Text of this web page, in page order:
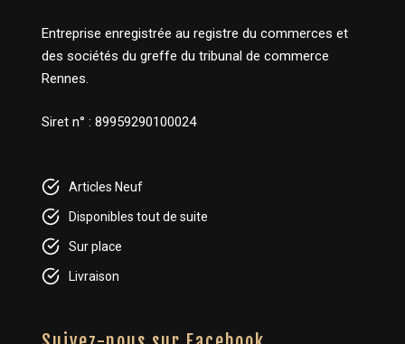
Entreprise enregistrée au registre du commerces et
des sociétés du greffe du tribunal de commerce
Rennes.
Siret n° : 89959290100024
Articles Neuf
Disponibles tout de suite
Sur place
Livraison